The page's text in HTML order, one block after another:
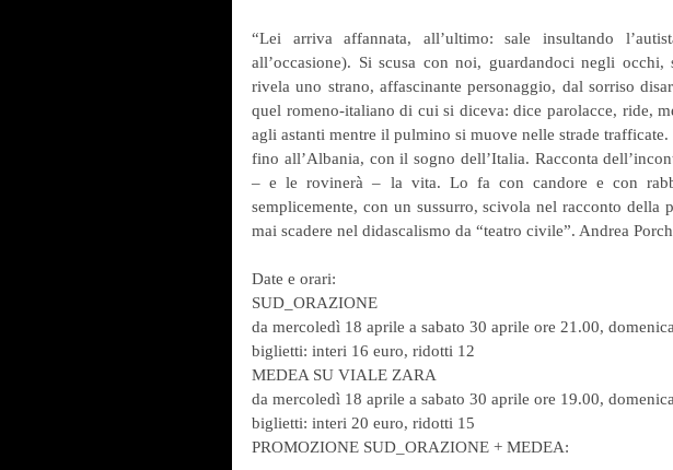
“Lei arriva affannata, all’ultimo: sale insultando
all’occasione). Si scusa con noi, guardandoci negli occhi,
rivela uno strano, affascinante personaggio, dal sorriso
quel romeno-italiano di cui si diceva: dice parolacce, ride,
agli astanti mentre il pulmino si muove nelle strade
fino all’Albania, con il sogno dell’Italia. Racconta
– e le rovinerà – la vita. Lo fa con candore e con
semplicemente, con un sussurro, scivola nel racconto della
mai scadere nel didascalismo da “teatro civile”. Andrea
Date e orari:
SUD_ORAZIONE
da mercoledì 18 aprile a sabato 30 aprile ore 21.00,
biglietti: interi 16 euro, ridotti 12
MEDEA SU VIALE ZARA
da mercoledì 18 aprile a sabato 30 aprile ore 19.00,
biglietti: interi 20 euro, ridotti 15
PROMOZIONE SUD_ORAZIONE + MEDEA: